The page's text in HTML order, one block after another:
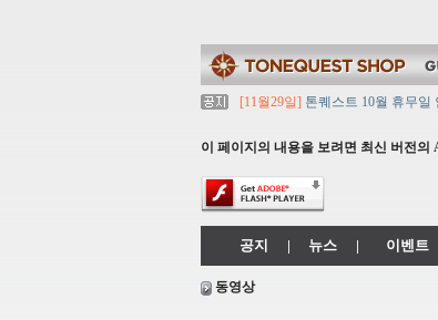
[11월29일] 톤퀘스트 10월 휴무일
[11월29일]톤퀘스트쇼핑몰 리뉴
[11월29일]
[대리점 모집]
이 페이지의 내용을 보려면 최신 버전의
공지 | 뉴스 | 이벤트
동영상